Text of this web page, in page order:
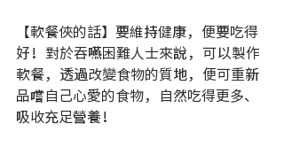
【軟餐俠的話】要維持健康，便要吃得
好！對於吞嚥困難人士來說，可以製作
軟餐，透過改變食物的質地，便可重新
品嚐自己心愛的食物，自然吃得更多、
吸收充足營養！